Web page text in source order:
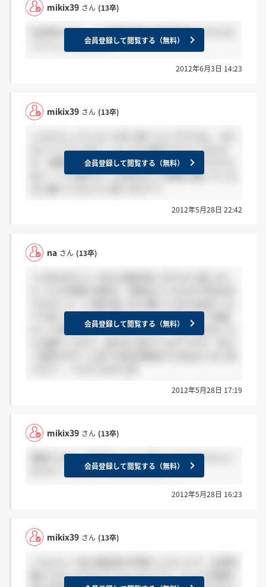
mikix39 さん (13卒)
内定者の方で、もう施設見学の予約電話をされた方
いらっしゃいますか？会員登録して閲覧する（無料）
2012年6月3日 14:23
mikix39 さん (13卒)
がとうございます！ たしかに提示されているもの
が、実際の現場で反映されてない事もありますから
ね(ーー;) 今後のホーム見学などで実際に働いている
会員登録して閲覧する（無料）
2012年5月28日 22:42
na さん (13卒)
です笑 じっくり色々考えてみようと思います 相談
のって頂きありがとうございます！ また何かあった
会員登録して閲覧する（無料）
2012年5月28日 17:19
mikix39 さん (13卒)
質問ですが、今年何人くらい受けてるか分かる人い
ますか？ だいたいでいいのですが…。
会員登録して閲覧する（無料）
2012年5月28日 16:23
mikix39 さん (13卒)
識とかないですよ(^^) もしかしたら、もっと待遇の